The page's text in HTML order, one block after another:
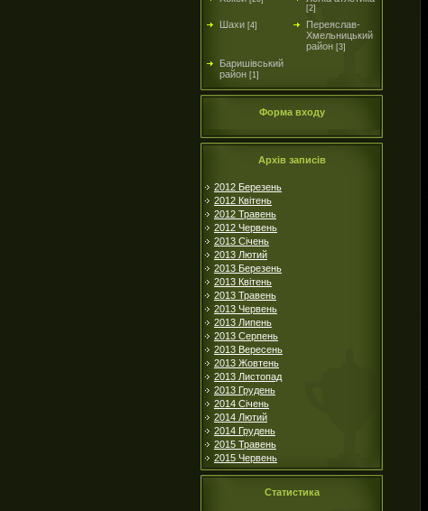
[2]
Шахи [4]
Переяслав-
Хмельницький
район [3]
Баришівський
район [1]
Форма входу
Архів записів
2012 Березень
2012 Квітень
2012 Травень
2012 Червень
2013 Січень
2013 Лютий
2013 Березень
2013 Квітень
2013 Травень
2013 Червень
2013 Липень
2013 Серпень
2013 Вересень
2013 Жовтень
2013 Листопад
2013 Грудень
2014 Січень
2014 Лютий
2014 Грудень
2015 Травень
2015 Червень
Статистика